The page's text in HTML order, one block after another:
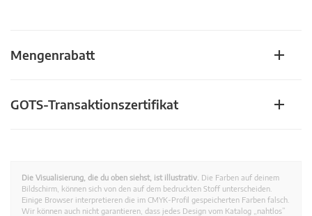
Mengenrabatt
GOTS-Transaktionszertifikat
Die Visualisierung, die du oben siehst, ist illustrativ. Die Farben auf deinem
Bildschirm, können sich von den auf dem bedruckten Stoff unterscheiden.
Einige Browser interpretieren die im CMYK-Profil gespeicherten Farben falsch.
Wir können auch nicht garantieren, dass jedes Design vom Katalog „nahtlos”